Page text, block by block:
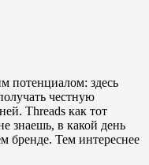
потенциалом: здесь
честную
Threads как тот
знаешь, в какой день
бренде. Тем интереснее